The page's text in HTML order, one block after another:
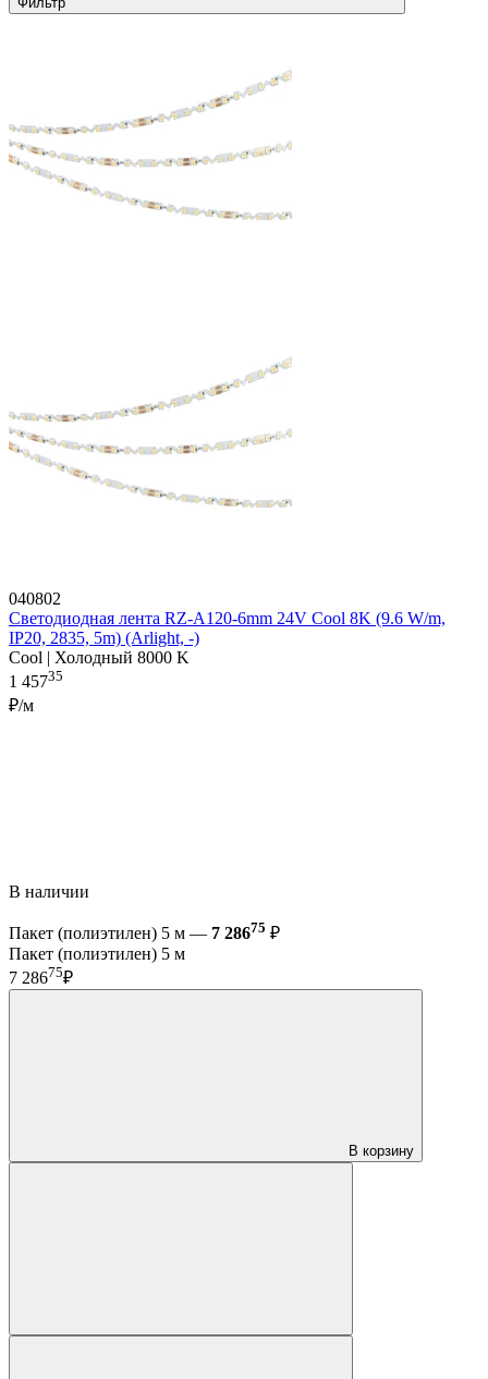
040802
Светодиодная лента RZ-A120-6mm 24V Cool 8K (9.6 W/m,
IP20, 2835, 5m) (Arlight, -)
Cool | Холодный 8000 K
1 45735
₽/м
В наличии
Пакет (полиэтилен) 5 м — 7 28675 ₽
Пакет (полиэтилен) 5 м
7 28675₽
В корзину